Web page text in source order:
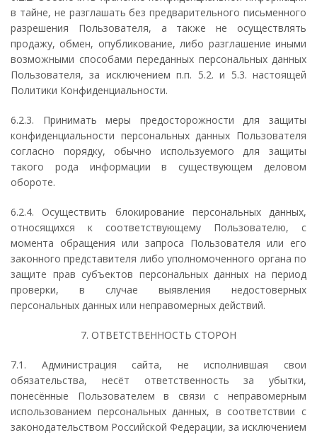
в тайне, не разглашать без предварительного письменного
разрешения Пользователя, а также не осуществлять
продажу, обмен, опубликование, либо разглашение иными
возможными способами переданных персональных данных
Пользователя, за исключением п.п. 5.2. и 5.3. настоящей
Политики Конфиденциальности.
6.2.3. Принимать меры предосторожности для защиты
конфиденциальности персональных данных Пользователя
согласно порядку, обычно используемого для защиты
такого рода информации в существующем деловом
обороте.
6.2.4. Осуществить блокирование персональных данных,
относящихся к соответствующему Пользователю, с
момента обращения или запроса Пользователя или его
законного представителя либо уполномоченного органа по
защите прав субъектов персональных данных на период
проверки, в случае выявления недостоверных
персональных данных или неправомерных действий.
7. ОТВЕТСТВЕННОСТЬ СТОРОН
7.1. Администрация сайта, не исполнившая свои
обязательства, несёт ответственность за убытки,
понесённые Пользователем в связи с неправомерным
использованием персональных данных, в соответствии с
законодательством Российской Федерации, за исключением